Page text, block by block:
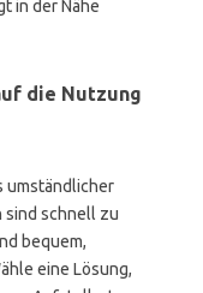
in der Nähe
die Nutzung
umständlicher
sind schnell zu
bequem,
eine Lösung,